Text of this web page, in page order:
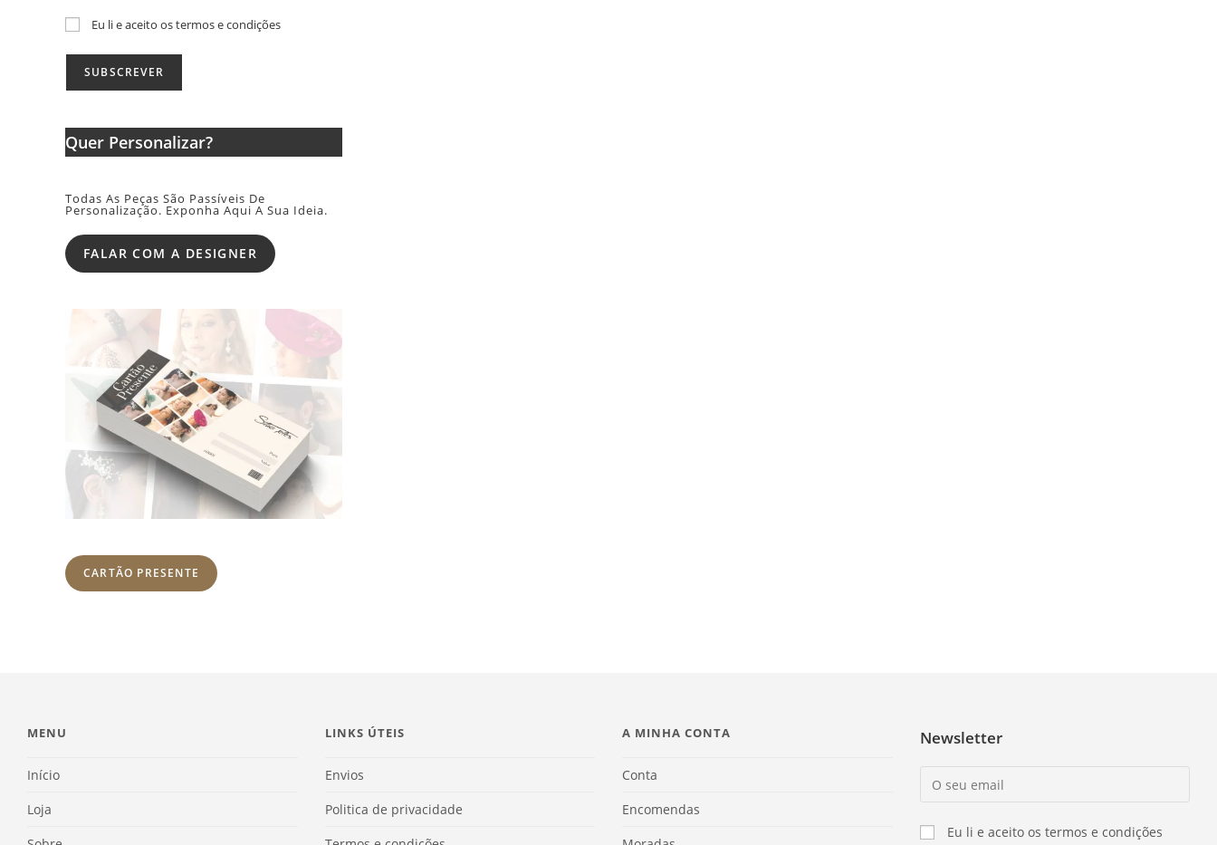
Eu li e aceito os termos e condições
Quer Personalizar?
Todas As Peças São Passíveis De
Personalização. Exponha Aqui A Sua Ideia.
FALAR COM A DESIGNER
CARTÃO PRESENTE
MENU
Início
Loja
LINKS ÚTEIS
Envios
Politica de privacidade
A MINHA CONTA
Conta
Encomendas
Newsletter
Eu li e aceito os termos e condições